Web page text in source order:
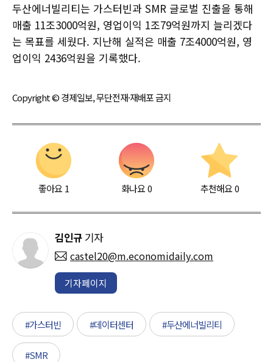
두산에너빌리티는 가스터빈과 SMR 글로벌 진출을 통해
매출 11조3000억원, 영업이익 1조79억원까지 늘리겠다
는 목표를 세웠다. 지난해 실적은 매출 7조4000억원, 영
업이익 2436억원을 기록했다.
Copyright © 경제일보, 무단전재·재배포 금지
좋아요 1 화나요0 추천해요 0
김인규 기자
castel20@m.economidaily.com
기자페이지
#가스터빈 #데이터센터 #두산에너빌리티
#SMR